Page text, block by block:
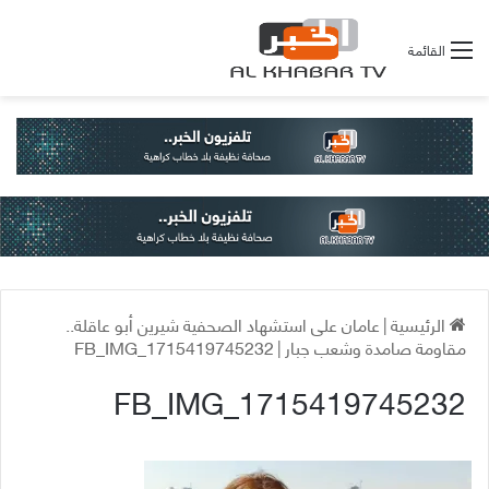
القائمة
الرئيسية|عامان على استشهاد الصحفية شيرين أبو عاقلة..
مقاومة صامدة وشعب جبار |
FB_IMG_1715419745232
FB_IMG_1715419745232